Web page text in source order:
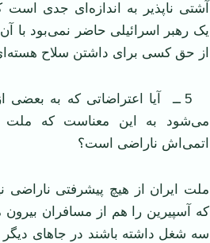
آشتی ناپذير به اندازه‌ای جدی است
يک رهبر اسرائيلی حاضر نمی‌بود با
از حق کسی برای داشتن سلاح
5 ــ آيا اعتراضاتی که به بعضی
می‌شود به اين معناست که ملت
اتمی‌اش ناراضی است؟
ملت ايران از هيچ پيشرفتی
که آسپيرين را هم از مسافران
سه شغل داشته باشند در جاهای